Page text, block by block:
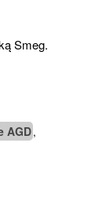
Smeg.
AGD,